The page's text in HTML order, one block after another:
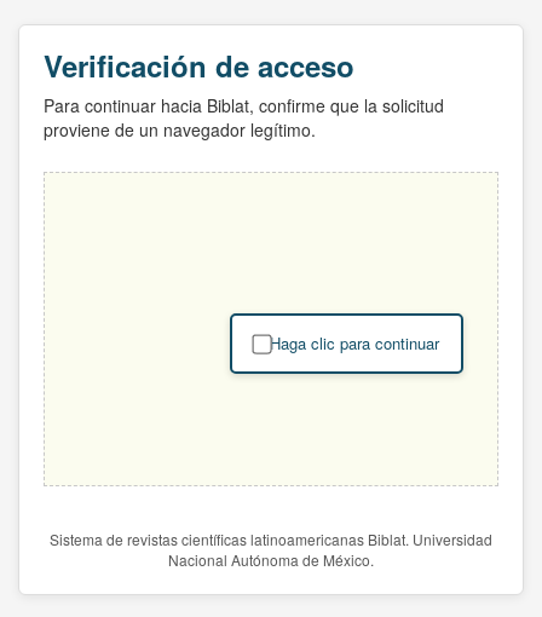
Verificación de acceso
Para continuar hacia Biblat, confirme que la solicitud
proviene de un navegador legítimo.
Haga clic para continuar
Sistema de revistas científicas latinoamericanas Biblat. Universidad
Nacional Autónoma de México.